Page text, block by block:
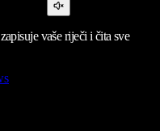
vaše riječi i čita sve